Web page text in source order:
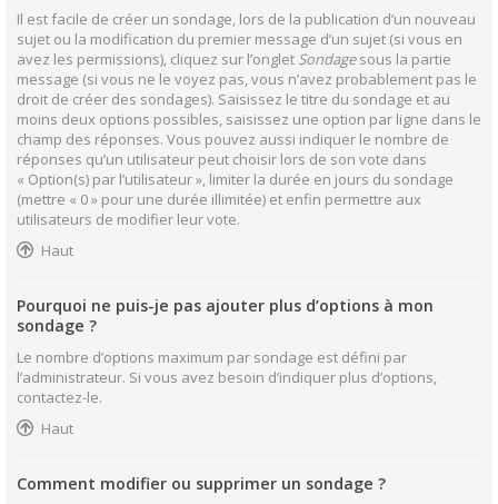
Il est facile de créer un sondage, lors de la publication d’un nouveau
sujet ou la modification du premier message d’un sujet (si vous en
avez les permissions), cliquez sur l’onglet Sondagesous la partie
message (si vous ne le voyez pas, vous n’avez probablement pas le
droit de créer des sondages). Saisissez le titre du sondage et au
moins deux options possibles, saisissez une option par ligne dans le
champ des réponses. Vous pouvez aussi indiquer le nombre de
réponses qu’un utilisateur peut choisir lors de son vote dans
« Option(s) par l’utilisateur », limiter la durée en jours du sondage
(mettre « 0 » pour une durée illimitée) et enfin permettre aux
utilisateurs de modifier leur vote.
Haut
Pourquoi ne puis-je pas ajouter plus d’options à mon
sondage ?
Le nombre d’options maximum par sondage est défini par
l’administrateur. Si vous avez besoin d’indiquer plus d’options,
contactez-le.
Haut
Comment modifier ou supprimer un sondage ?